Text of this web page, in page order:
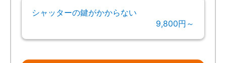
シャッターの鍵がかからない
9,800円～